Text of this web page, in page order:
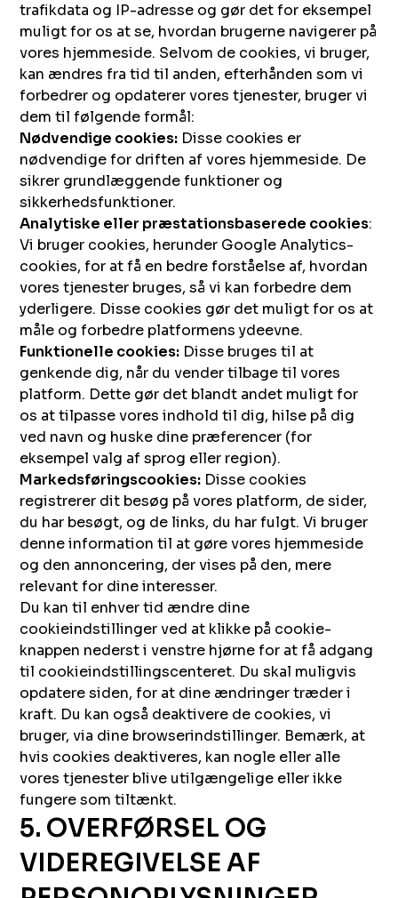
trafikdata og IP-adresse og gør det for eksempel
muligt for os at se, hvordan brugerne navigerer på
vores hjemmeside. Selvom de cookies, vi bruger,
kan ændres fra tid til anden, efterhånden som vi
forbedrer og opdaterer vores tjenester, bruger vi
dem til følgende formål:
Nødvendige cookies: Disse cookies er
nødvendige for driften af vores hjemmeside. De
sikrer grundlæggende funktioner og
sikkerhedsfunktioner.
Analytiske eller præstationsbaserede cookies:
Vi bruger cookies, herunder Google Analytics-
cookies, for at få en bedre forståelse af, hvordan
vores tjenester bruges, så vi kan forbedre dem
yderligere. Disse cookies gør det muligt for os at
måle og forbedre platformens ydeevne.
Funktionelle cookies: Disse bruges til at
genkende dig, når du vender tilbage til vores
platform. Dette gør det blandt andet muligt for
os at tilpasse vores indhold til dig, hilse på dig
ved navn og huske dine præferencer (for
eksempel valg af sprog eller region).
Markedsføringscookies: Disse cookies
registrerer dit besøg på vores platform, de sider,
du har besøgt, og de links, du har fulgt. Vi bruger
denne information til at gøre vores hjemmeside
og den annoncering, der vises på den, mere
relevant for dine interesser.
Du kan til enhver tid ændre dine
cookieindstillinger ved at klikke på cookie-
knappen nederst i venstre hjørne for at få adgang
til cookieindstillingscenteret. Du skal muligvis
opdatere siden, for at dine ændringer træder i
kraft. Du kan også deaktivere de cookies, vi
bruger, via dine browserindstillinger. Bemærk, at
hvis cookies deaktiveres, kan nogle eller alle
vores tjenester blive utilgængelige eller ikke
fungere som tiltænkt.
5. OVERFØRSEL OG
VIDEREGIVELSE AF